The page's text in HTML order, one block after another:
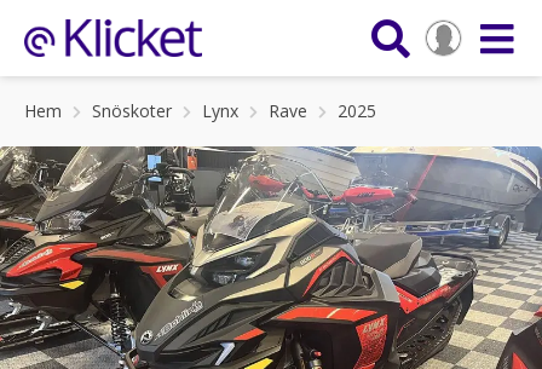
Hem Snöskoter Lynx Rave 2025